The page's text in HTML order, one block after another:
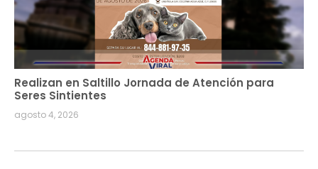
Realizan en Saltillo Jornada de Atención para
Seres Sintientes
agosto 4, 2026